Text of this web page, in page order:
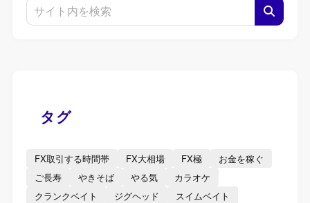
タグ
FX取引する時間帯 FX大相場 FX極
お金を稼ぐ
ご長寿
やきそば やる気
カラオケ
クランクベイト
ジグヘッド
スイムベイト